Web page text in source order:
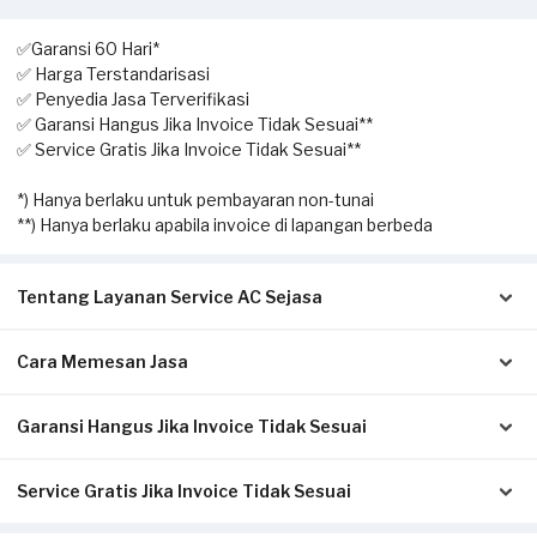
✅Garansi 60 Hari*
✅ Harga Terstandarisasi
✅ Penyedia Jasa Terverifikasi
✅ Garansi Hangus Jika Invoice Tidak Sesuai**
✅ Service Gratis Jika Invoice Tidak Sesuai**
*) Hanya berlaku untuk pembayaran non-tunai
**) Hanya berlaku apabila invoice di lapangan berbeda
Tentang Layanan Service AC Sejasa
Solusi terbaik untuk Anda yang membutuhkan jasa
service ini, Anda dapat memesan kapan saja sesuai dengan
Cara Memesan Jasa
Isi form sesuai detail kebutuhan Anda.
Klik Pesan Sekarang untuk memproses pesanan.
Garansi Hangus Jika Invoice Tidak Sesuai
Pastikan kwitansi/invoice yang diterbitkan dari Sejasa sesuai
Service Gratis Jika Invoice Tidak Sesuai